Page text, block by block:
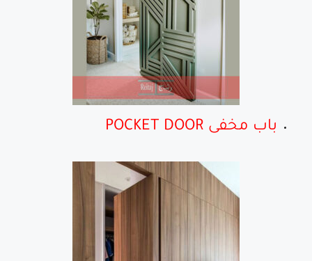
باب مخفى POCKET DOOR